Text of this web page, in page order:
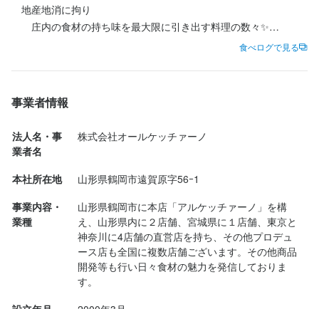
地産地消に拘り
庄内の食材の持ち味を最大限に引き出す料理の数々✨
✨
言わずと知れた
地産地消のリーディング・シェフ
「食の都庄内」の親善大使でもあります✨
『冬のプレゼンツコース』
山形県を代表する冬の味覚「寒タラ」の様々な部位を色々な調理
メイン料理には山形県を同じく代表する日本三大黒毛和牛「米沢
牛」を使ったアルケッチァーノのスペシャリテを楽しむ期間限定
食べログで見る
事業者情報
法人名・事
業者名
株式会社オールケッチァーノ
本社所在地
山形県鶴岡市遠賀原字56ｰ1
事業内容・
業種
山形県鶴岡市に本店「アルケッチァーノ」を構
え、山形県内に２店舗、宮城県に１店舗、東京と
神奈川に4店舗の直営店を持ち、その他プロデュ
ース店も全国に複数店舗ございます。その他商品
開発等も行い日々食材の魅力を発信しておりま
す。
法人名・事業者名
株式会社オールケッチァーノ
最終更新日2026/04/11
最終更新日2025/12/09